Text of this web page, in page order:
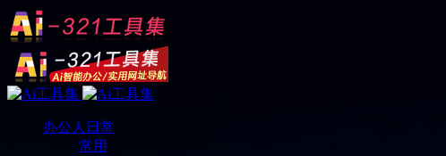
办公人日常
常用